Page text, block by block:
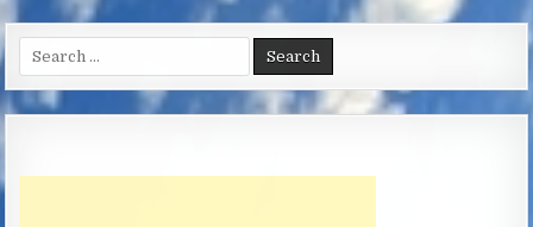
for: